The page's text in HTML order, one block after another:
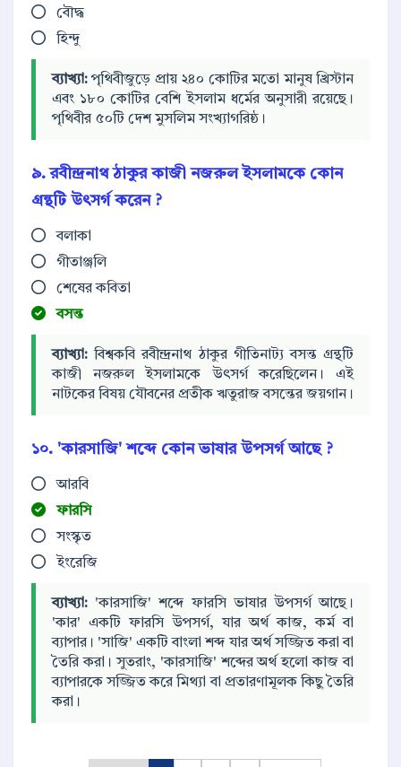
বৌদ্ধ
হিন্দু
ব্যাখ্যা:পৃথিবীজুড়ে প্রায় ২৪০ কোটির মতো মানুষ খ্রিস্টান
এবং ১৮০ কোটির বেশি ইসলাম ধর্মের অনুসারী রয়েছে।
পৃথিবীর ৫০টি দেশ মুসলিম সংখ্যাগরিষ্ঠ।
৯. রবীন্দ্রনাথ ঠাকুর কাজী নজরুল ইসলামকে কোন
গ্রন্থটি উৎসর্গ করেন ?
বলাকা
গীতাঞ্জলি
শেষের কবিতা
বসন্ত
ব্যাখ্যা: বিশ্বকবি রবীন্দ্রনাথ ঠাকুর গীতিনাট্য বসন্ত গ্রন্থটি
কাজী নজরুল ইসলামকে উৎসর্গ করেছিলেন। এই
নাটকের বিষয় যৌবনের প্রতীক ঋতুরাজ বসন্তের জয়গান।
১০. 'কারসাজি' শব্দে কোন ভাষার উপসর্গ আছে ?
আরবি
ফারসি
সংস্কৃত
ইংরেজি
ব্যাখ্যা: 'কারসাজি' শব্দে ফারসি ভাষার উপসর্গ আছে।
'কার' একটি ফারসি উপসর্গ, যার অর্থ কাজ, কর্ম বা
ব্যাপার। 'সাজি' একটি বাংলা শব্দ যার অর্থ সজ্জিত করা বা
তৈরি করা। সুতরাং, 'কারসাজি' শব্দের অর্থ হলো কাজ বা
ব্যাপারকে সজ্জিত করে মিথ্যা বা প্রতারণামূলক কিছু তৈরি
করা।